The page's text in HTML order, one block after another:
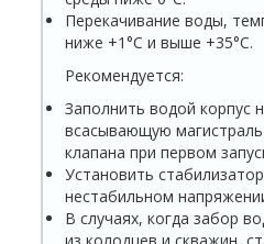
Перекачивание воды,
ниже +1°С и выше +35°С.
Рекомендуется:
Заполнить водой корпус
всасывающую
клапана при первом
Установить
нестабильном
В случаях, когда забор
из колодцев и скважин,